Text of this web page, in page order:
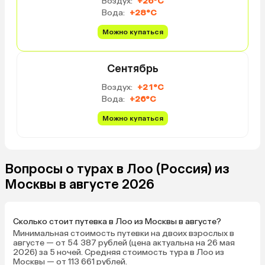
перед кем стыдно не будет. К
уборке вопросов нет, всё
тщательно и регулярно —
сотрудницы просто молодцы.
гостиничная дешевка, а
объездили весь свет, но этот
отель среди самых лучших. В
обоих номерах, в которых мы
тапочки, всё как полагается.
Номера достойные оценки 5
звезд. На этаже рядом есть
воду, чай и сахар — в номере.
Также на этаже гладильная доска
и микроволновка. Персонал —
супердружелюбный. Нам ревниво
Вода: +28°C
Можно купаться
Сентябрь
Воздух: +21°C
Вода: +26°C
Можно купаться
Вопросы о турах в Лоо (Россия) из
Москвы в августе 2026
Сколько стоит путевка в Лоо из Москвы в августе?
Минимальная стоимость путевки на двоих взрослых в
августе — от 54 387 рублей (цена актуальна на 26 мая
2026) за 5 ночей. Средняя стоимость тура в Лоо из
Москвы — от 113 661 рублей.